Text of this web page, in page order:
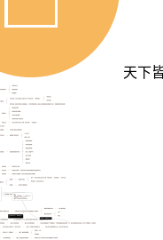
天下